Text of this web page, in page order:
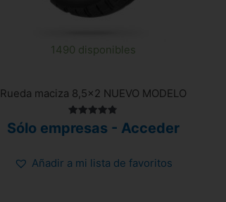
1490 disponibles
Rueda maciza 8,5×2 NUEVO MODELO
con
Sólo empresas - Acceder
Añadir a mi lista de favoritos